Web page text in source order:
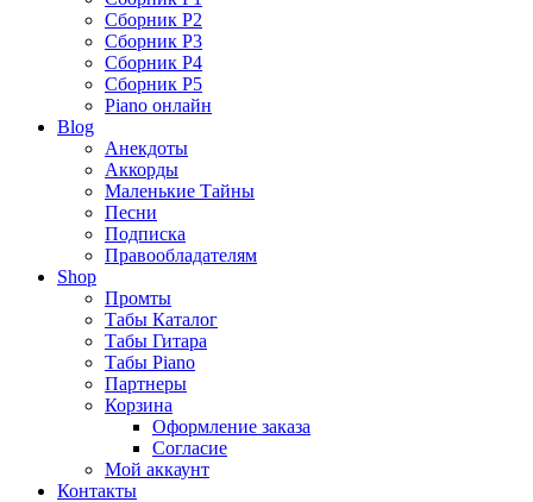
Сборник P2
Сборник P3
Сборник P4
Сборник P5
Piano онлайн
Blog
Анекдоты
Аккорды
Маленькие Тайны
Песни
Подписка
Правообладателям
Shop
Промты
Табы Каталог
Табы Гитара
Табы Piano
Партнеры
Корзина
Оформление заказа
Согласие
Мой аккаунт
Контакты